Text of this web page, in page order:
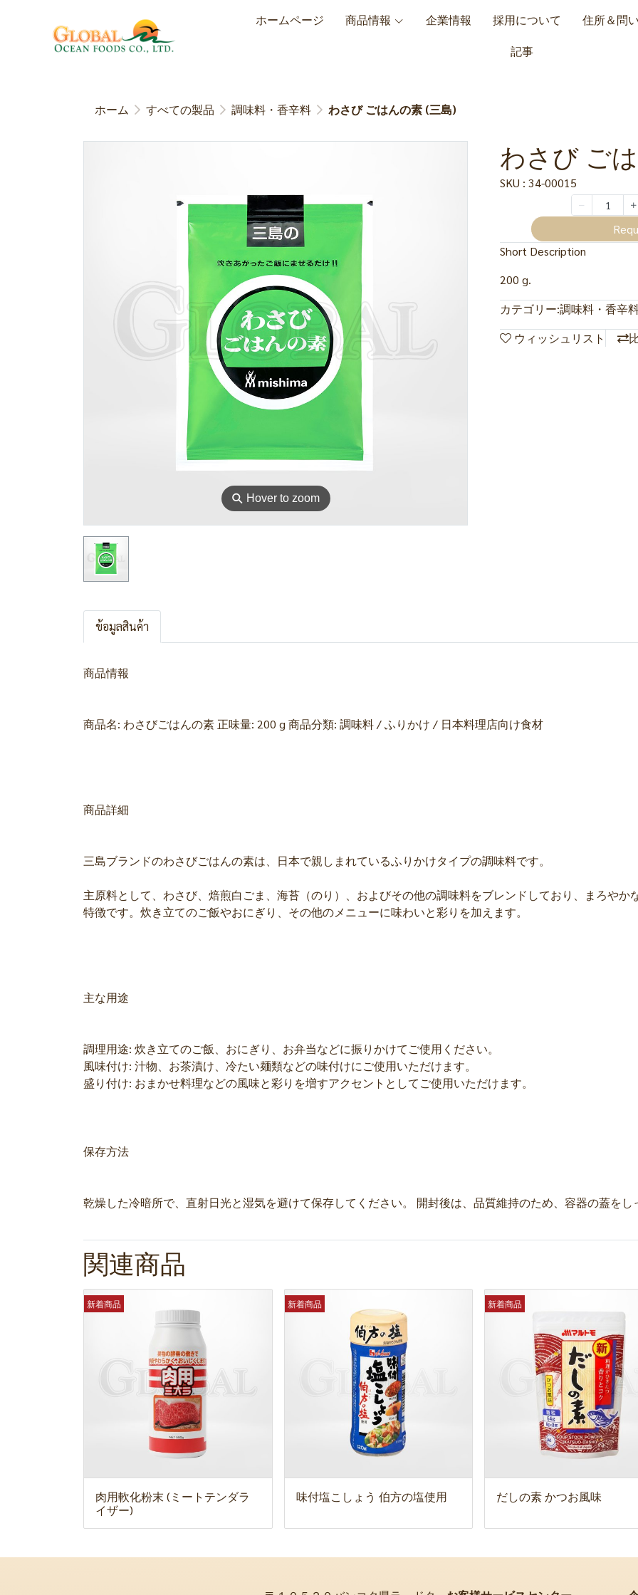
ホームページ 商品情報 企業情報 採用について 住所＆問
記事
ホーム すべての製品 調味料・香辛料 わさび ごはんの素 (三島)
⚲ Hover to zoom
わさび ご
SKU : 34-00015
Short Description
200 g.
カテゴリー:調味料・香辛
ウィッシュリスト
ข้อมูลสินค้า
商品情報
商品名: わさびごはんの素 正味量: 200 g 商品分類: 調味料 / ふりかけ / 日本料理店向け食材
商品詳細
三島ブランドのわさびごはんの素は、日本で親しまれているふりかけタイプの調味料です。
主原料として、わさび、焙煎白ごま、海苔（のり）、およびその他の調味料をブレンドしており、まろや
特徴です。炊き立てのご飯やおにぎり、その他のメニューに味わいと彩りを加えます。
主な用途
調理用途: 炊き立てのご飯、おにぎり、お弁当などに振りかけてご使用ください。
風味付け: 汁物、お茶漬け、冷たい麺類などの味付けにご使用いただけます。
盛り付け: おまかせ料理などの風味と彩りを増すアクセントとしてご使用いただけます。
保存方法
乾燥した冷暗所で、直射日光と湿気を避けて保存してください。 開封後は、品質維持のため、容器の蓋をし
関連商品
新着商品
肉用軟化粉末 (ミートテンダラ
イザー)
新着商品
味付塩こしょう 伯方の塩使用
新着商品
だしの素 かつお風味